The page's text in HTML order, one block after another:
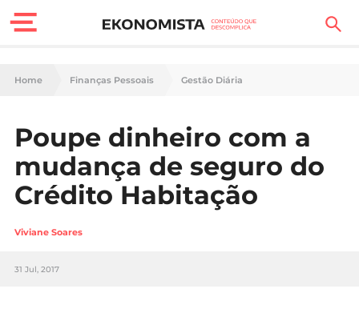
Finanças Pessoais
Carreira
Casa
Lifestyle
Sociedade
Home Finanças Pessoais Gestão Diária
Poupe dinheiro com a
mudança de seguro do
Crédito Habitação
Viviane Soares
31 Jul, 2017